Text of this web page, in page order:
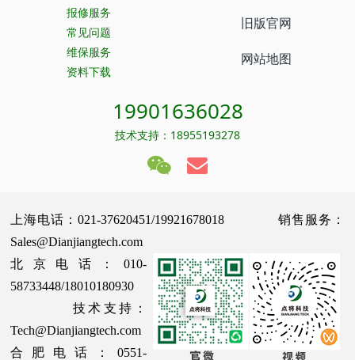
报修服务
常见问题
维保服务
资料下载
旧版官网
网站地图
19901636028
技术支持：18955193278
上海电话：021-37620451/19921678018 销售服务：
Sales@Dianjiangtech.com
北京电话：010-
58733448/18010180930
技术支持：
Tech@Dianjiangtech.com
合肥电话：0551-